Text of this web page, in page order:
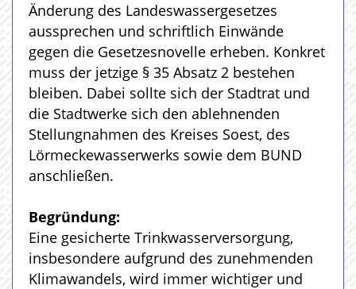
Änderung des Landeswassergesetzes
aussprechen und schriftlich Einwände
gegen die Gesetzesnovelle erheben. Konkret
muss der jetzige § 35 Absatz 2 bestehen
bleiben. Dabei sollte sich der Stadtrat und
die Stadtwerke sich den ablehnenden
Stellungnahmen des Kreises Soest, des
Lörmeckewasserwerks sowie dem BUND
anschließen.
Begründung:
Eine gesicherte Trinkwasserversorgung,
insbesondere aufgrund des zunehmenden
Klimawandels, wird immer wichtiger und